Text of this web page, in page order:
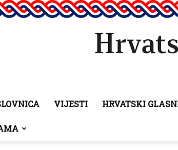
VIJESTI HRVATSKI